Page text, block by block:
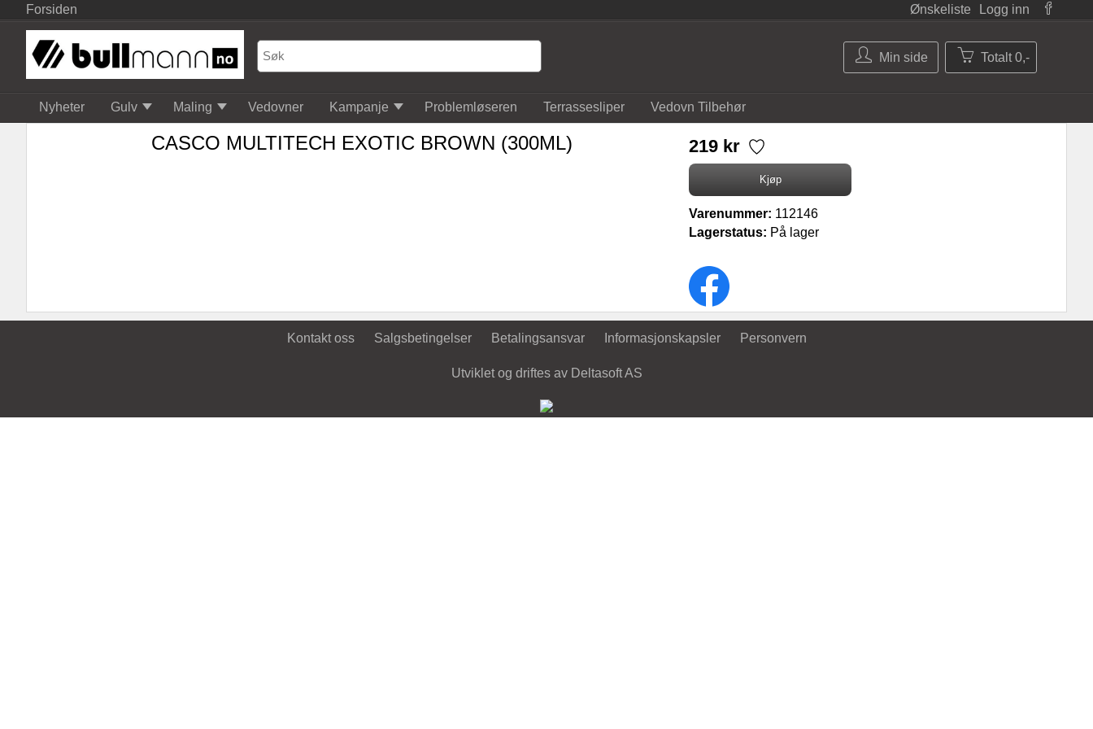
Forsiden Ønskeliste Logg inn
Min side Totalt 0,-
Nyheter Gulv Maling Vedovner Kampanje Problemløseren Terrassesliper Vedovn Tilbehør
CASCO MULTITECH EXOTIC BROWN (300ML) 219 kr
Varenummer: 112146
Lagerstatus: På lager
Kontakt oss Salgsbetingelser Betalingsansvar Informasjonskapsler Personvern
Utviklet og driftes av Deltasoft AS